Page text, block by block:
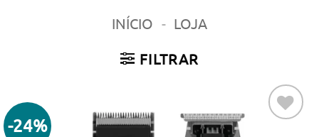
INÍCIO - LOJA
FILTRAR
-24%